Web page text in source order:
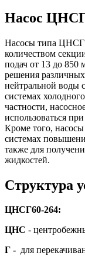
Насос
Насосы типа ЦНСГ
количеством
подач от 13 до 850
решения
нейтральной воды
системах
частности,
использоваться
Кроме того,
системах
также для
жидкостей.
Структура
ЦНСГ60-264:
ЦНС -
Г - для